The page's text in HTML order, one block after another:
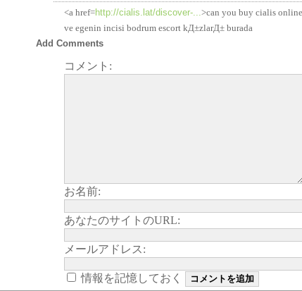
<a href=http://cialis.lat/discover-...>can you buy cialis
ve egenin incisi bodrum escort kД±zlarД± burada
Add Comments
コメント:
お名前:
あなたのサイトのURL:
メールアドレス:
情報を記憶しておく